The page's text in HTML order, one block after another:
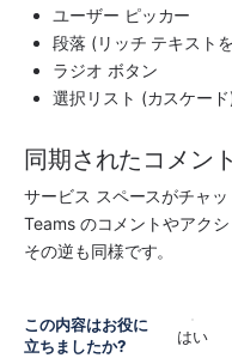
ユーザー ピッカー
段落 (リッチ テキスト
ラジオ ボタン
選択リスト (カスケード
同期されたコメン
サービス スペースがチャ
Teams のコメントやアク
その逆も同様です。
この内容はお役に
立ちましたか?
はい